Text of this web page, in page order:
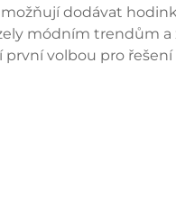
dodávat
módním trendům a
volbou pro